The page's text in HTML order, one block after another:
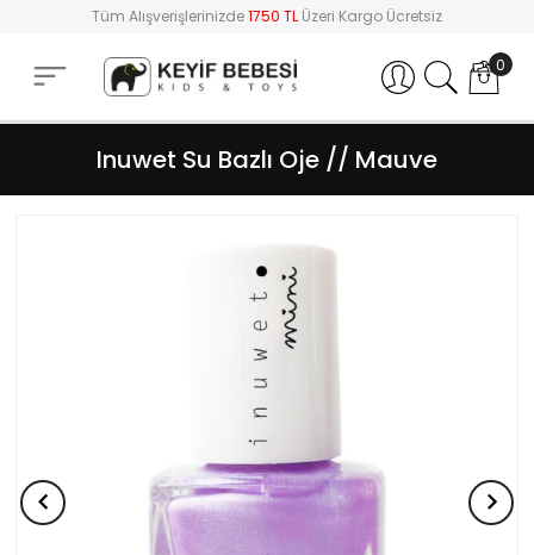
Tüm Alışverişlerinizde1750 TL Üzeri Kargo Ücretsiz
Hesabım 0
Inuwet Su Bazlı Oje // Mauve